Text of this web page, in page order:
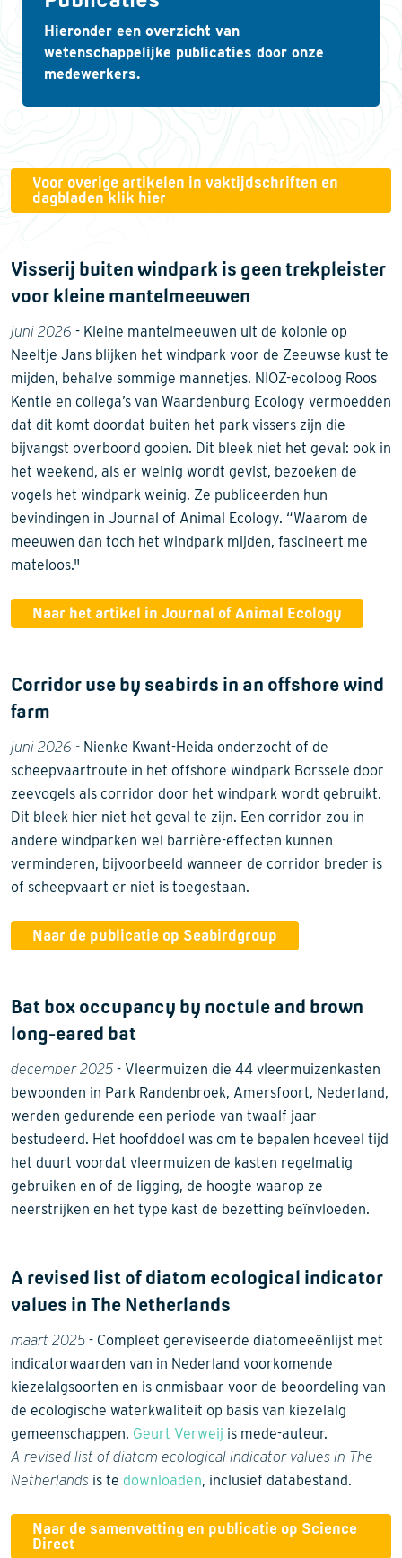
Hieronder een overzicht van
wetenschappelijke publicaties door onze
medewerkers.
Voor overige artikelen in vaktijdschriften en
dagbladen klik hier
Visserij buiten windpark is geen trekpleister
voor kleine mantelmeeuwen
juni 2026 - Kleine mantelmeeuwen uit de kolonie op
Neeltje Jans blijken het windpark voor de Zeeuwse kust te
mijden, behalve sommige mannetjes. NIOZ-ecoloog Roos
Kentie en collega’s van Waardenburg Ecology vermoedden
dat dit komt doordat buiten het park vissers zijn die
bijvangst overboord gooien. Dit bleek niet het geval: ook in
het weekend, als er weinig wordt gevist, bezoeken de
vogels het windpark weinig. Ze publiceerden hun
bevindingen in Journal of Animal Ecology. “Waarom de
meeuwen dan toch het windpark mijden, fascineert me
mateloos."
Naar het artikel in Journal of Animal Ecology
Corridor use by seabirds in an offshore wind
farm
juni 2026 - Nienke Kwant-Heida onderzocht of de
scheepvaartroute in het offshore windpark Borssele door
zeevogels als corridor door het windpark wordt gebruikt.
Dit bleek hier niet het geval te zijn. Een corridor zou in
andere windparken wel barrière-effecten kunnen
verminderen, bijvoorbeeld wanneer de corridor breder is
of scheepvaart er niet is toegestaan.
Naar de publicatie op Seabirdgroup
Bat box occupancy by noctule and brown
long-eared bat
december 2025 - Vleermuizen die 44 vleermuizenkasten
bewoonden in Park Randenbroek, Amersfoort, Nederland,
werden gedurende een periode van twaalf jaar
bestudeerd. Het hoofddoel was om te bepalen hoeveel tijd
het duurt voordat vleermuizen de kasten regelmatig
gebruiken en of de ligging, de hoogte waarop ze
neerstrijken en het type kast de bezetting beïnvloeden.
A revised list of diatom ecological indicator
values in The Netherlands
maart 2025 - Compleet gereviseerde diatomeeënlijst met
indicatorwaarden van in Nederland voorkomende
kiezelalgsoorten en is onmisbaar voor de beoordeling van
de ecologische waterkwaliteit op basis van kiezelalg
gemeenschappen. Geurt Verweij is mede-auteur.
A revised list of diatom ecological indicator values in The
Netherlands is te downloaden, inclusief databestand.
Naar de samenvatting en publicatie op Science
Direct